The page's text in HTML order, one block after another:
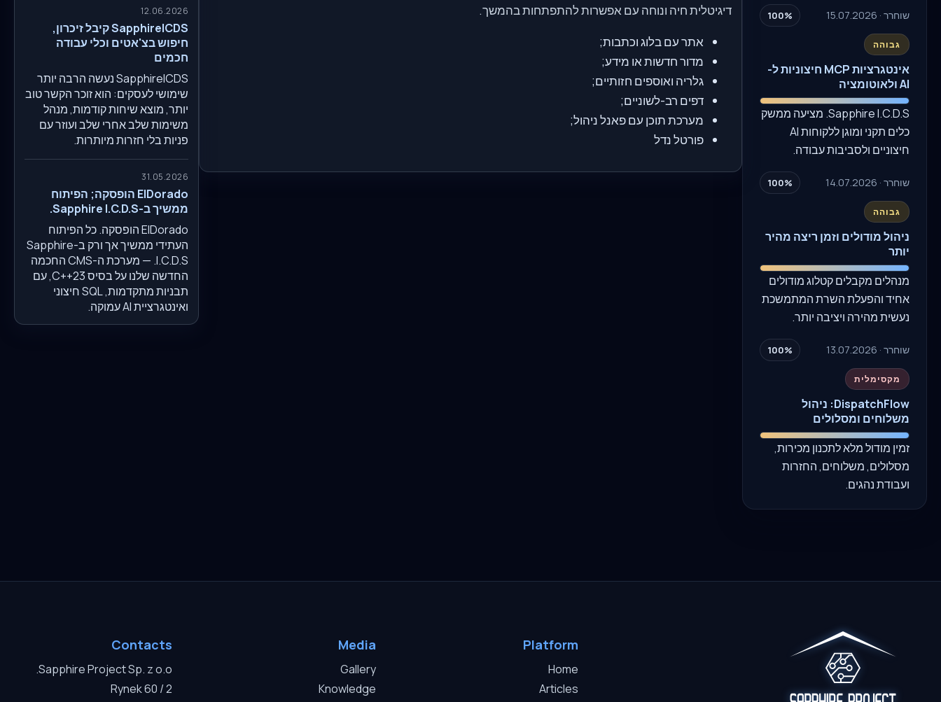
שוחרר · 15.07.2026 100%
גבוהה
אינטגרציות MCP חיצוניות ל-
AI ולאוטומציה
Sapphire I.C.D.S. מציעה ממשק
כלים תקני ומוגן ללקוחות AI
חיצוניים ולסביבות עבודה.
שוחרר · 14.07.2026 100%
גבוהה
ניהול מודולים וזמן ריצה מהיר
יותר
מנהלים מקבלים קטלוג מודולים
אחיד והפעלת השרת המתמשכת
נעשית מהירה ויציבה יותר.
שוחרר · 13.07.2026 100%
מקסימלית
DispatchFlow: ניהול
משלוחים ומסלולים
זמין מודול מלא לתכנון מכירות,
מסלולים, משלוחים, החזרות
ועבודת נהגים.
דיגיטלית חיה ונוחה עם אפשרות להתפתחות בהמשך.
אתר עם בלוג וכתבות;
מדור חדשות או מידע;
גלריה ואוספים חזותיים;
דפים רב-לשוניים;
מערכת תוכן עם פאנל ניהול;
פורטל נדל
12.06.2026
SapphireICDS קיבל זיכרון,
חיפוש בצ'אטים וכלי עבודה
חכמים
SapphireICDS נעשה הרבה יותר
שימושי לעסקים: הוא זוכר הקשר טוב
יותר, מוצא שיחות קודמות, מנהל
משימות שלב אחרי שלב ועוזר עם
פניות בלי חזרות מיותרות.
31.05.2026
ElDorado הופסקה; הפיתוח
ממשיך ב-Sapphire I.C.D.S.
ElDorado הופסקה. כל הפיתוח
העתידי ממשיך אך ורק ב-Sapphire
I.C.D.S. — מערכת ה-CMS החכמה
החדשה שלנו על בסיס C++23, עם
תבניות מתקדמות, SQL חיצוני
ואינטגרציית AI עמוקה.
Platform
Home
Articles
Media
Gallery
Knowledge
Contacts
Sapphire Project Sp. z o.o.
Rynek 60 / 2